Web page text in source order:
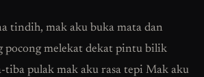
tindih, mak aku buka mata dan
pocong melekat dekat pintu bilik
tiba pulak mak aku rasa tepi Mak aku